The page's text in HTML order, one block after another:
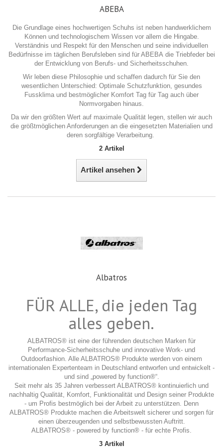
ABEBA
Die Grundlage eines hochwertigen Schuhs ist neben handwerklichem
Können und technologischem Wissen vor allem die Hingabe.
Verständnis und Respekt für den Menschen und seine individuellen
Bedürfnisse im täglichen Berufsleben sind für ABEBA die Triebfeder bei
der Entwicklung von Berufs- und Sicherheitsschuhen.
Wir leben diese Philosophie und schaffen dadurch für Sie den
wesentlichen Unterschied: Optimale Schutzfunktion, gesundes
Fussklima und bestmöglicher Komfort Tag für Tag auch über
Normvorgaben hinaus.
Da wir den größten Wert auf maximale Qualität legen, stellen wir auch
die größtmöglichen Anforderungen an die eingesetzten Materialien und
deren sorgfältige Verarbeitung.
2 Artikel
Artikel ansehen
Albatros
FÜR ALLE, die jeden Tag
alles geben.
ALBATROS® ist eine der führenden deutschen Marken für
Performance-Sicherheitsschuhe und innovative Work- und
Outdoorfashion. Alle ALBATROS® Produkte werden von einem
internationalen Expertenteam in Deutschland entworfen und entwickelt -
und sind „powered by function®“.
Seit mehr als 35 Jahren verbessert ALBATROS® kontinuierlich und
nachhaltig Qualität, Komfort, Funktionalität und Design seiner Produkte
- um Profis bestmöglich bei der Arbeit zu unterstützen. Denn
ALBATROS® Produkte machen die Arbeitswelt sicherer und sorgen für
einen überzeugenden und selbstbewussten Auftritt.
ALBATROS® - powered by function® - für echte Profis.
3 Artikel